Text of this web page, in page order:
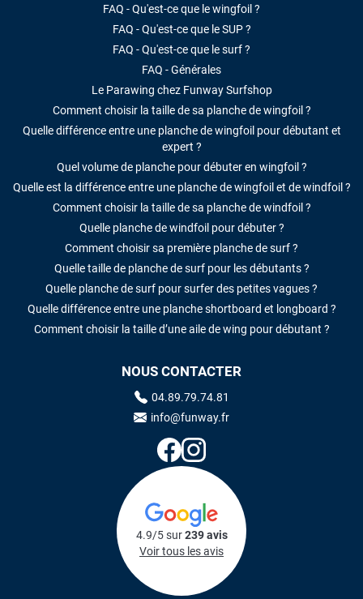
FAQ - Qu'est-ce que le wingfoil ?
FAQ - Qu'est-ce que le SUP ?
FAQ - Qu'est-ce que le surf ?
FAQ - Générales
Le Parawing chez Funway Surfshop
Comment choisir la taille de sa planche de wingfoil ?
Quelle différence entre une planche de wingfoil pour débutant et
expert ?
Quel volume de planche pour débuter en wingfoil ?
Quelle est la différence entre une planche de wingfoil et de windfoil ?
Comment choisir la taille de sa planche de windfoil ?
Quelle planche de windfoil pour débuter ?
Comment choisir sa première planche de surf ?
Quelle taille de planche de surf pour les débutants ?
Quelle planche de surf pour surfer des petites vagues ?
Quelle différence entre une planche shortboard et longboard ?
Comment choisir la taille d’une aile de wing pour débutant ?
NOUS CONTACTER
04.89.79.74.81
info@funway.fr
4.9/5 sur239 avis
Voir tous les avis